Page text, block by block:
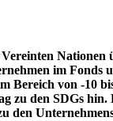
Nationen
im Fonds
Bereich von -10
zu den SDGs hin.
den